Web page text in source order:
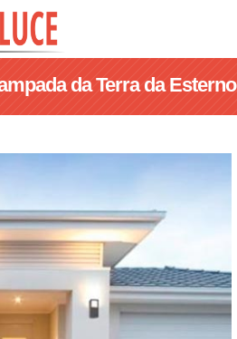
da Terra da Esterno